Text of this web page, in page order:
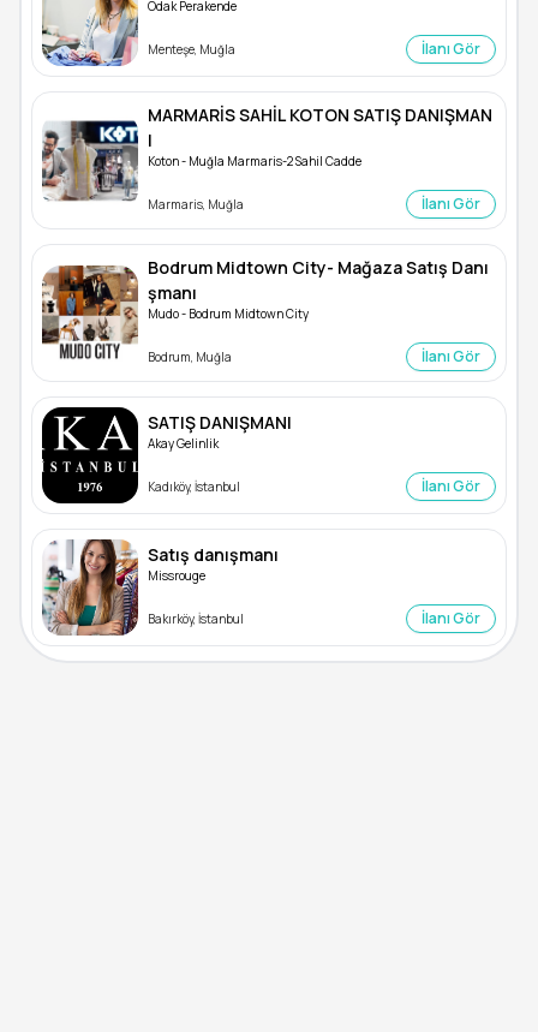
Odak Perakende
Menteşe, Muğla İlanı Gör
MARMARİS SAHİL KOTON SATIŞ DANIŞMAN
I
Koton - Muğla Marmaris-2 Sahil Cadde
Marmaris, Muğla İlanı Gör
Bodrum Midtown City- Mağaza Satış Danı
şmanı
Mudo - Bodrum Midtown City
Bodrum, Muğla İlanı Gör
SATIŞ DANIŞMANI
Akay Gelinlik
Kadıköy, İstanbul İlanı Gör
Satış danışmanı
Missrouge
Bakırköy, İstanbul İlanı Gör